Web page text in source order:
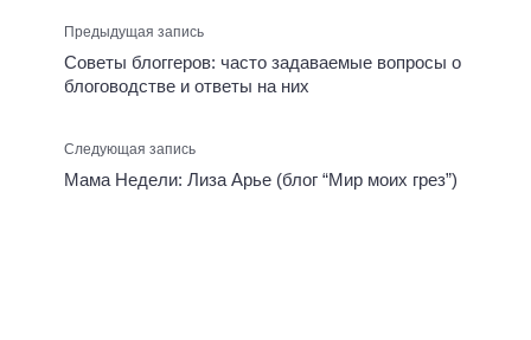
Предыдущая запись
Советы блоггеров: часто задаваемые вопросы о
блоговодстве и ответы на них
Следующая запись
Мама Недели: Лиза Арье (блог “Мир моих грез”)